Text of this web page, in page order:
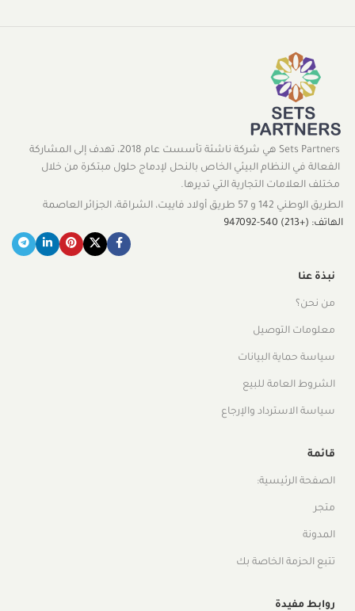
Sets Partners هي شركة ناشئة تأسست عام 2018، تهدف إلى المشاركة
الفعالة في النظام البيئي الخاص بالنحل لإدماج حلول مبتكرة من خلال
مختلف العلامات التجارية التي تديرها.
الطريق الوطني 142 و 57 طريق أولاد فاييت، الشراقة، الجزائر العاصمة
الهاتف: (+213) 540-947092
نبذة عنا
من نحن؟
معلومات التوصيل
سياسة حماية البيانات
الشروط العامة للبيع
سياسة الاسترداد والإرجاع
قائمة
الصفحة الرئيسية:
متجر
المدونة
تتبع الحزمة الخاصة بك
روابط مفيدة